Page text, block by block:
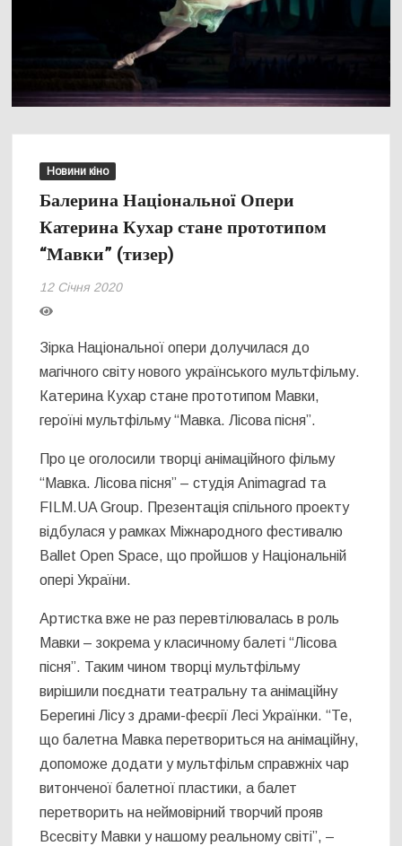
Новини кіно
Балерина Національної Опери
Катерина Кухар стане прототипом
“Мавки” (тизер)
12 Січня 2020
Зірка Національної опери долучилася до
магічного світу нового українського мультфільму.
Катерина Кухар стане прототипом Мавки,
героїні мультфільму “Мавка. Лісова пісня”.
Про це оголосили творці анімаційного фільму
“Мавка. Лісова пісня” – студія Animagrad та
FILM.UA Group. Презентація спільного проекту
відбулася у рамках Міжнародного фестивалю
Ballet Open Space, що пройшов у Національній
опері України.
Артистка вже не раз перевтілювалась в роль
Мавки – зокрема у класичному балеті “Лісова
пісня”. Таким чином творці мультфільму
вирішили поєднати театральну та анімаційну
Берегині Лісу з драми-феєрії Лесі Українки. “Те,
що балетна Мавка перетвориться на анімаційну,
допоможе додати у мультфільм справжніх чар
витонченої балетної пластики, а балет
перетворить на неймовірний творчий прояв
Всесвіту Мавки у нашому реальному світі”, –